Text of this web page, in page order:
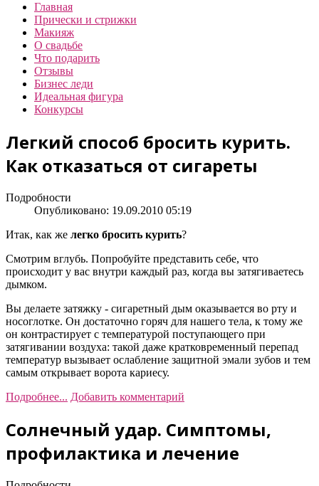
Главная
Прически и стрижки
Макияж
О свадьбе
Что подарить
Отзывы
Бизнес леди
Идеальная фигура
Конкурсы
Легкий способ бросить курить.
Как отказаться от сигареты
Подробности
Опубликовано: 19.09.2010 05:19
Итак, как же легко бросить курить?
Смотрим вглубь. Попробуйте представить себе, что
происходит у вас внутри каждый раз, когда вы затягиваетесь
дымком.
Вы делаете затяжку - сигаретный дым оказывается во рту и
носоглотке. Он достаточно горяч для нашего тела, к тому же
он контрастирует с температурой поступающего при
затягивании воздуха: такой даже кратковременный перепад
температур вызывает ослабление защитной эмали зубов и тем
самым открывает ворота кариесу.
Подробнее... Добавить комментарий
Солнечный удар. Симптомы,
профилактика и лечение